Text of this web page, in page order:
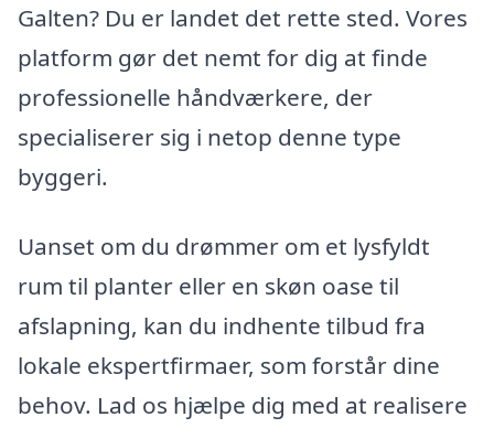
Galten? Du er landet det rette sted. Vores
platform gør det nemt for dig at finde
professionelle håndværkere, der
specialiserer sig i netop denne type
byggeri.
Uanset om du drømmer om et lysfyldt
rum til planter eller en skøn oase til
afslapning, kan du indhente tilbud fra
lokale ekspertfirmaer, som forstår dine
behov. Lad os hjælpe dig med at realisere